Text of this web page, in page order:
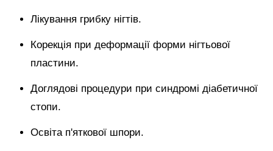
Лікування грибку нігтів.
Корекція при деформації форми нігтьової
пластини.
Доглядові процедури при синдромі діабетичної
стопи.
Освіта п'яткової шпори.